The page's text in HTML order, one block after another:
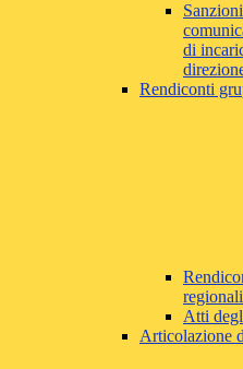
di
Rendiconti
Atti
Articolazione